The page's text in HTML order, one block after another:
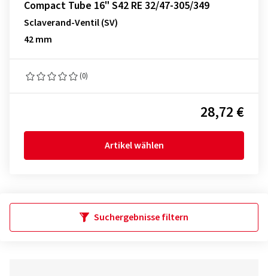
Compact Tube 16" S42 RE 32/47-305/349
Sclaverand-Ventil (SV)
42 mm
(0)
28,72 €
Artikel wählen
Suchergebnisse filtern